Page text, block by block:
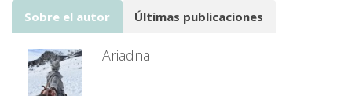
Sobre el autor Últimas publicaciones
Ariadna